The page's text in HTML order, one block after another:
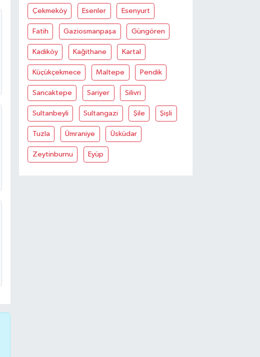
Çekmeköy Esenler Esenyurt
Fatih Gaziosmanpaşa Güngören
Kadiköy Kağithane Kartal
Küçükçekmece Maltepe Pendik
Sancaktepe Sariyer Silivri
Sultanbeyli Sultangazi Şile Şişli
Tuzla Ümraniye Üsküdar
Zeytinburnu Eyüp